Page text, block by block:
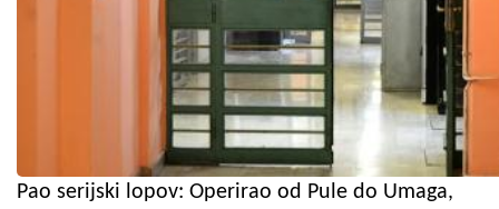
Pao serijski lopov: Operirao od Pule do Umaga,